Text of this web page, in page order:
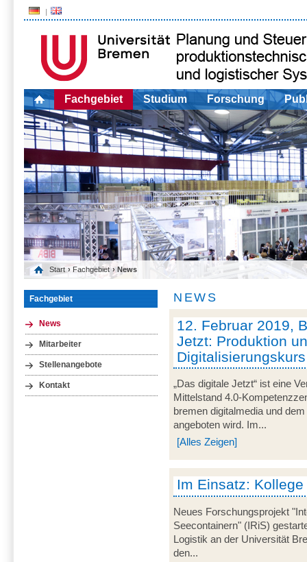
Fachgebiet Studium Forschung
Start › Fachgebiet › News
Fachgebiet
News
Mitarbeiter
Stellenangebote
Kontakt
NEWS
12. Februar 2019,
Jetzt: Produktion
Digitalisierungskurs
„Das digitale Jetzt“ ist eine
Mittelstand 4.0-
bremen digitalmedia und
angeboten wird. Im...
[Alles Zeigen]
Im Einsatz:
Neues Forschungsprojekt
Seecontainern" (IRiS)
Logistik an der Universität
den...